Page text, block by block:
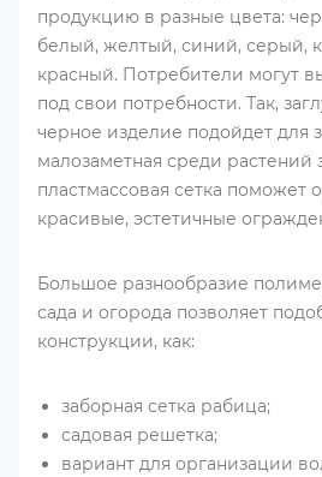
продукцию в разные цвета:
белый, желтый, синий, серый,
красный. Потребители могут
под свои потребности. Так,
черное изделие подойдет для
малозаметная среди растений
пластмассовая сетка поможет
красивые, эстетичные
Большое разнообразие
сада и огорода позволяет
конструкции, как:
заборная сетка рабица;
садовая решетка;
вариант для организации